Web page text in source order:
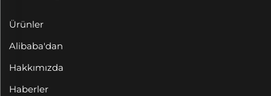
Ürünler
Alibaba'dan
Hakkımızda
Haberler